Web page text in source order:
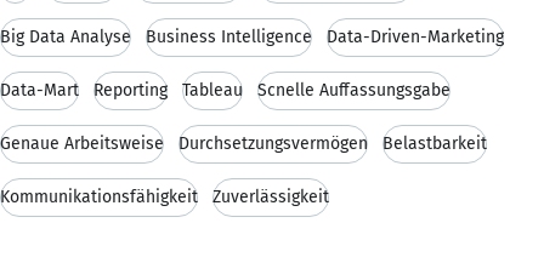
Big Data Analyse Business Intelligence Data-Driven-Marketing
Data-Mart Reporting Tableau Scnelle Auffassungsgabe
Genaue Arbeitsweise Durchsetzungsvermögen Belastbarkeit
Kommunikationsfähigkeit Zuverlässigkeit